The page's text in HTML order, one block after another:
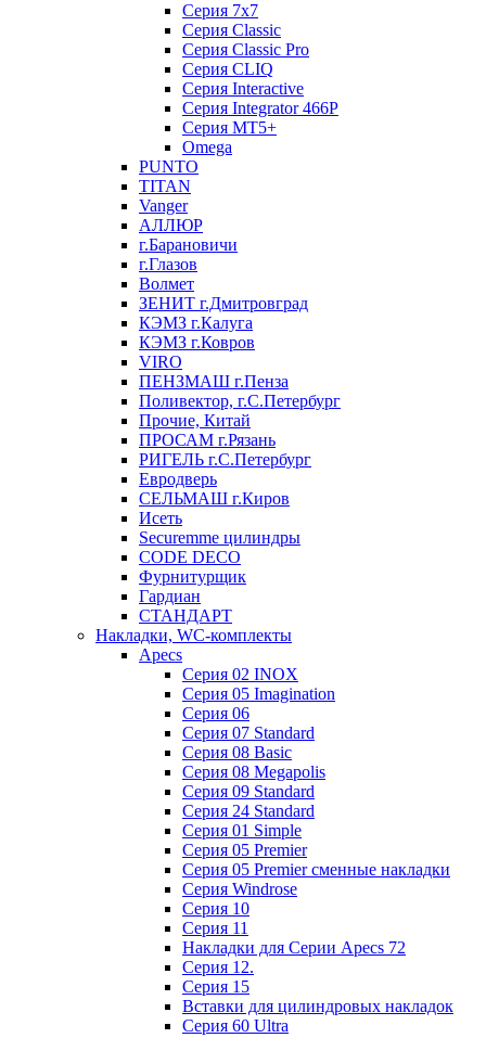
Серия 7х7
Серия Classic
Серия Classic Pro
Серия CLIQ
Серия Interactive
Серия Integrator 466P
Серия MT5+
Omega
PUNTO
TITAN
Vanger
АЛЛЮР
г.Барановичи
г.Глазов
Волмет
ЗЕНИТ г.Дмитровград
КЭМЗ г.Калуга
КЭМЗ г.Ковров
VIRO
ПЕНЗМАШ г.Пенза
Поливектор, г.С.Петербург
Прочие, Китай
ПРОСАМ г.Рязань
РИГЕЛЬ г.С.Петербург
Евродверь
СЕЛЬМАШ г.Киров
Исеть
Securemme цилиндры
CODE DECO
Фурнитурщик
Гардиан
СТАНДАРТ
Накладки, WC-комплекты
Apecs
Cерия 02 INOX
Cерия 05 Imagination
Cерия 06
Cерия 07 Standard
Cерия 08 Basic
Cерия 08 Megapolis
Cерия 09 Standard
Cерия 24 Standard
Серия 01 Simple
Серия 05 Premier
Серия 05 Premier сменные накладки
Cерия Windrose
Серия 10
Серия 11
Накладки для Серии Apecs 72
Серия 12.
Серия 15
Вставки для цилиндровых накладок
Серия 60 Ultra